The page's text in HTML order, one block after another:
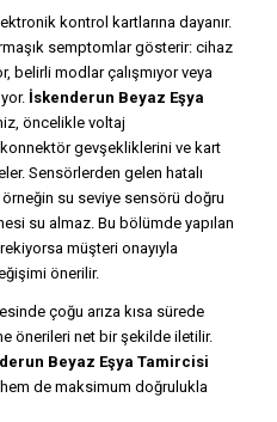
kontrol kartlarına dayanır.
semptomlar gösterir: cihaz
belirli modlar çalışmıyor veya
İskenderun Beyaz Eşya
öncelikle voltaj
konnektör gevşekliklerini ve kart
Sensörlerden gelen hatalı
su seviye sensörü doğru
su almaz. Bu bölümde yapılan
müşteri onayıyla
önerilir.
çoğu arıza kısa sürede
önerileri net bir şekilde iletilir.
Beyaz Eşya Tamircisi
hem de maksimum doğrulukla